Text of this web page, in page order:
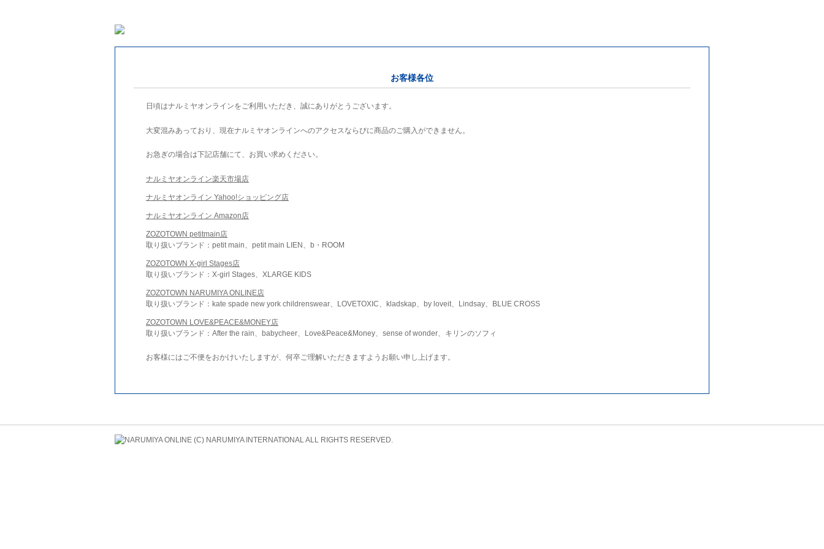
お客様各位
日頃はナルミヤオンラインをご利用いただき、誠にありがとうございます。
大変混みあっており、現在ナルミヤオンラインへのアクセスならびに商品のご購入ができません。
お急ぎの場合は下記店舗にて、お買い求めください。
ナルミヤオンライン楽天市場店
ナルミヤオンライン Yahoo!ショッピング店
ナルミヤオンライン Amazon店
ZOZOTOWN petitmain店
取り扱いブランド：petit main、petit main LIEN、b・ROOM
ZOZOTOWN X-girl Stages店
取り扱いブランド：X-girl Stages、XLARGE KIDS
ZOZOTOWN NARUMIYA ONLINE店
取り扱いブランド：kate spade new york childrenswear、LOVETOXIC、kladskap、by loveit、Lindsay、BLUE CROSS
ZOZOTOWN LOVE&PEACE&MONEY店
取り扱いブランド：After the rain、babycheer、Love&Peace&Money、sense of wonder、キリンのソフィ
お客様にはご不便をおかけいたしますが、何卒ご理解いただきますようお願い申し上げます。